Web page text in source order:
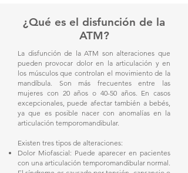
¿Qué es el disfunción de la
ATM?
La disfunción de la ATM son alteraciones que
pueden provocar dolor en la articulación y en
los músculos que controlan el movimiento de la
mandíbula. Son más frecuentes entre las
mujeres con 20 años o 40-50 años. En casos
excepcionales, puede afectar también a bebés,
ya que es posible nacer con anomalías en la
articulación temporomandibular.
Existen tres tipos de alteraciones:
Dolor Miofascial: Puede aparecer en pacientes
con una articulación temporomandibular normal.